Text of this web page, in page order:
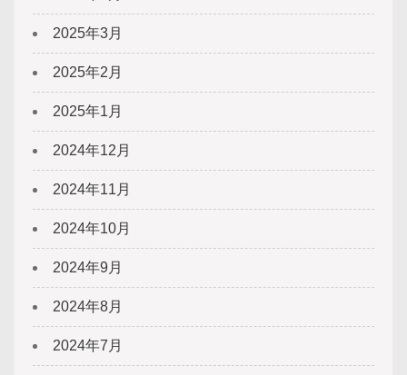
2025年3月
2025年2月
2025年1月
2024年12月
2024年11月
2024年10月
2024年9月
2024年8月
2024年7月